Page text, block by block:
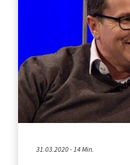
31.03.2020 - 14 Min.